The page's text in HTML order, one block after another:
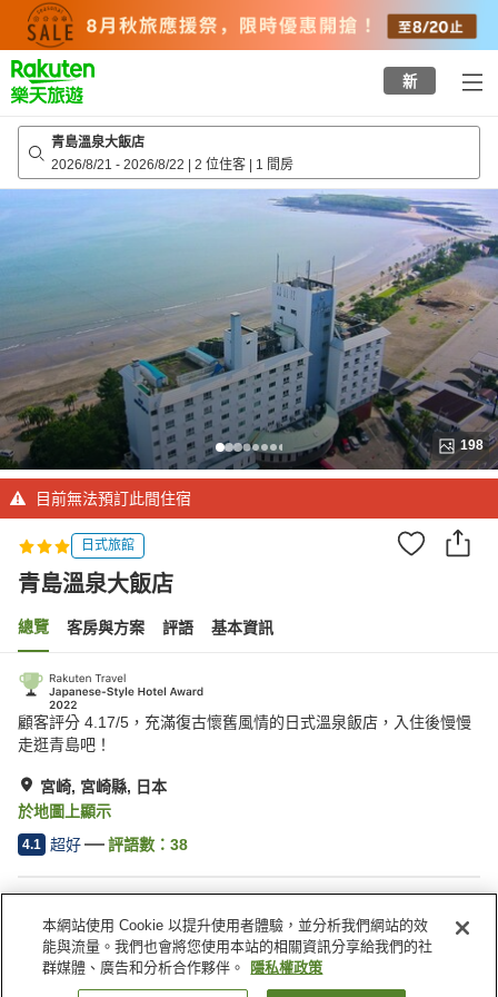
top
page
新
青島溫泉大飯店
2026/8/21 - 2026/8/22 | 2 位住客 | 1 間房
198
目前無法預訂此間住宿
日式旅館
青島溫泉大飯店
總覽 客房與方案 評語 基本資訊
顧客評分 4.17/5，充滿復古懷舊風情的日式溫泉飯店，入住後慢慢
走逛青島吧！
宮崎, 宮崎縣, 日本
於地圖上顯示
4.1 超好 評語數： 38
館內有溫泉
三溫暖
私人餐廳
指定吸菸區
本網站使用 Cookie 以提升使用者體驗，並分析我們網站的效
能與流量。我們也會將您使用本站的相關資訊分享給我們的社
群媒體、廣告和分析合作夥伴。
隱私權政策